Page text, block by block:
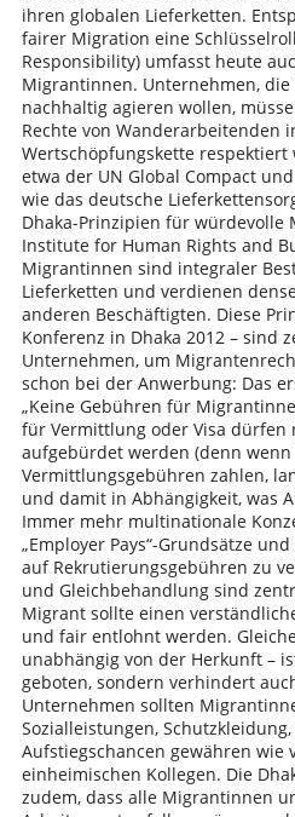
ihren globalen Lieferketten.
fairer Migration eine
Responsibility) umfasst heute
Migrantinnen. Unternehmen,
nachhaltig agieren wollen,
Rechte von Wanderarbeitenden
Wertschöpfungskette respektiert
etwa der UN Global Compact
wie das deutsche
Dhaka-Prinzipien für würdevolle
Institute for Human Rights and
Migrantinnen sind integraler
Lieferketten und verdienen
anderen Beschäftigten. Diese
Konferenz in Dhaka 2012 – sind
Unternehmen, um
schon bei der Anwerbung: Das
„Keine Gebühren für
für Vermittlung oder Visa dürfen
aufgebürdet werden (denn
Vermittlungsgebühren zahlen,
und damit in Abhängigkeit, was
Immer mehr multinationale
„Employer Pays“-Grundsätze
auf Rekrutierungsgebühren zu
und Gleichbehandlung sind
Migrant sollte einen
und fair entlohnt werden.
unabhängig von der Herkunft –
geboten, sondern verhindert
Unternehmen sollten
Sozialleistungen,
Aufstiegschancen gewähren wie
einheimischen Kollegen. Die
zudem, dass alle Migrantinnen